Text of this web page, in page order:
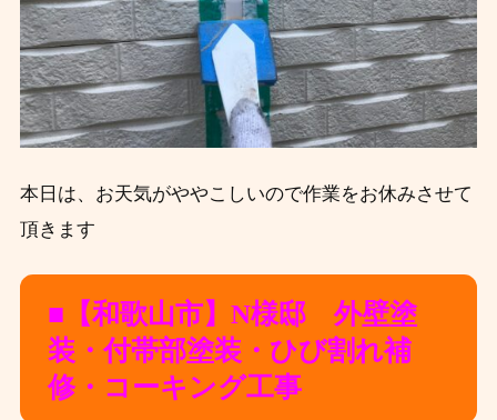
本日は、お天気がややこしいので作業をお休みさせて
頂きます
■【和歌山市】N様邸 外壁塗
装 ・付帯部塗装・ひび割れ補
修・コーキング工事